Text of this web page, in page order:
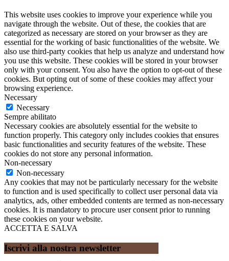
This website uses cookies to improve your experience while you
navigate through the website. Out of these, the cookies that are
categorized as necessary are stored on your browser as they are
essential for the working of basic functionalities of the website. We
also use third-party cookies that help us analyze and understand how
you use this website. These cookies will be stored in your browser
only with your consent. You also have the option to opt-out of these
cookies. But opting out of some of these cookies may affect your
browsing experience.
Necessary
Necessary
Sempre abilitato
Necessary cookies are absolutely essential for the website to
function properly. This category only includes cookies that ensures
basic functionalities and security features of the website. These
cookies do not store any personal information.
Non-necessary
Non-necessary
Any cookies that may not be particularly necessary for the website
to function and is used specifically to collect user personal data via
analytics, ads, other embedded contents are termed as non-necessary
cookies. It is mandatory to procure user consent prior to running
these cookies on your website.
ACCETTA E SALVA
Iscrivi alla nostra newsletter